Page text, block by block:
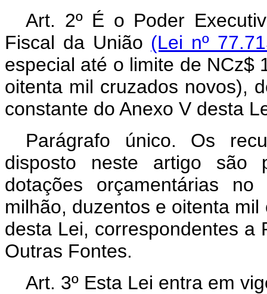
Art. 2º É o Poder
Fiscal da União (Lei nº
especial até o limite de NCz$
oitenta mil cruzados novos),
constante do Anexo V desta
Parágrafo único. Os
disposto neste artigo são
dotações orçamentárias
milhão, duzentos e oitenta
desta Lei, correspondentes a
Outras Fontes.
Art. 3º Esta Lei entra em